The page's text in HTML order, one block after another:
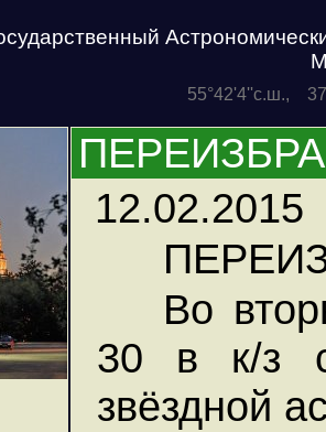
55°42'4''с.ш.,
12.02.2015
Во
30 в к/з
звёздной